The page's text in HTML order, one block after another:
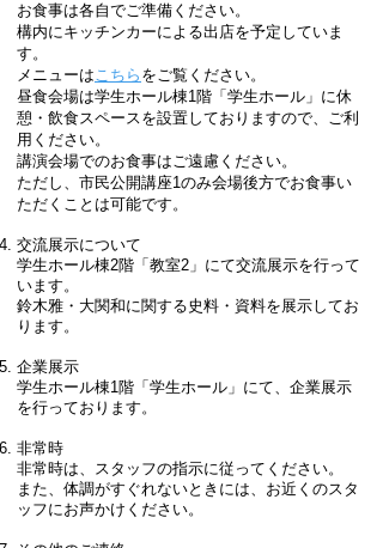
お食事は各自でご準備ください。
構内にキッチンカーによる出店を予定していま
す。
​メニューはこちら をご覧ください。
昼食会場は学生ホール棟1階「学生ホール」に休
憩・飲食スペースを設置しておりますので、ご利
用ください。
講演会場でのお食事はご遠慮ください。
ただし、市民公開講座1のみ会場後方でお食事い
ただくことは可能です。
交流展示について
学生ホール棟2階「教室2」にて交流展示を行って
います。
鈴木雅・大関和に関する史料・資料を展示してお
ります。
企業展示
学生ホール棟1階「学生ホール」にて、企業展示
を行っております。
非常時
非常時は、スタッフの指示に従ってください。
また、体調がすぐれないときには、お近くのスタ
ッフにお声かけください。